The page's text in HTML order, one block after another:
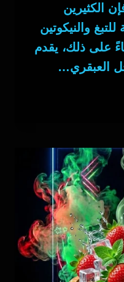
الكثيرين
والنيكوتين
على ذلك، يقدم
العبقري…